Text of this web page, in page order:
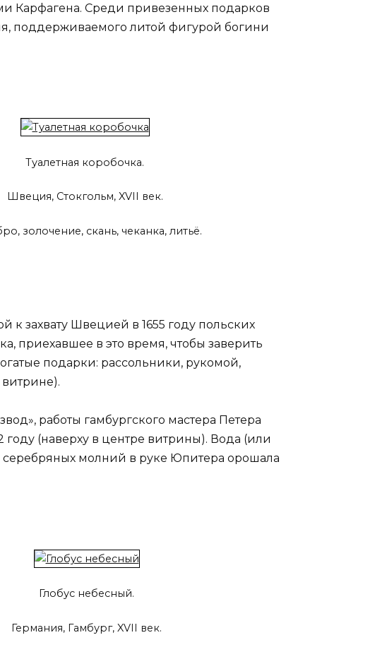
Карфагена. Среди привезенных подарков
поддерживаемого литой фигурой богини
Туалетная коробочка.
Швеция, Стокгольм, XVII век.
золочение, скань, чеканка, литьё.
к захвату Швецией в 1655 году польских
приехавшее в это время, чтобы заверить
подарки: рассольники, рукомой,
работы гамбургского мастера Петера
(наверху в центре витрины). Вода (или
молний в руке Юпитера орошала
Глобус небесный.
Германия, Гамбург, XVII век.